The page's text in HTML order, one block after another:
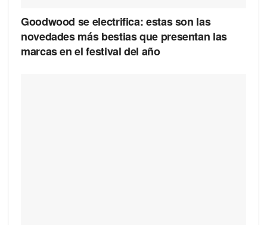
Goodwood se electrifica: estas son las
novedades más bestias que presentan las
marcas en el festival del año